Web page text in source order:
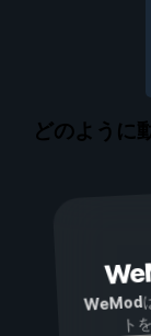
どのように
WeMod
ト